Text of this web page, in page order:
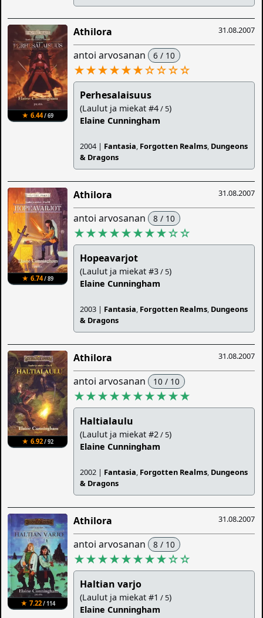
★ 6.44/ 69
31.08.2007
Athilora
antoi arvosanan 6 / 10
★★★★★★☆☆☆☆
Perhesalaisuus
(Laulut ja miekat #4/ 5)
Elaine Cunningham
2004 | Fantasia Forgotten Realms Dungeons
& Dragons
★ 6.74/ 89
31.08.2007
Athilora
antoi arvosanan 8 / 10
★★★★★★★★☆☆
Hopeavarjot
(Laulut ja miekat #3/ 5)
Elaine Cunningham
2003 | Fantasia Forgotten Realms Dungeons
& Dragons
★ 6.92/ 92
31.08.2007
Athilora
antoi arvosanan 10 / 10
★★★★★★★★★★
Haltialaulu
(Laulut ja miekat #2 / 5)
Elaine Cunningham
2002 | Fantasia Forgotten Realms Dungeons
& Dragons
★ 7.22/ 114
31.08.2007
Athilora
antoi arvosanan 8 / 10
★★★★★★★★☆☆
Haltian varjo
(Laulut ja miekat #1 / 5)
Elaine Cunningham